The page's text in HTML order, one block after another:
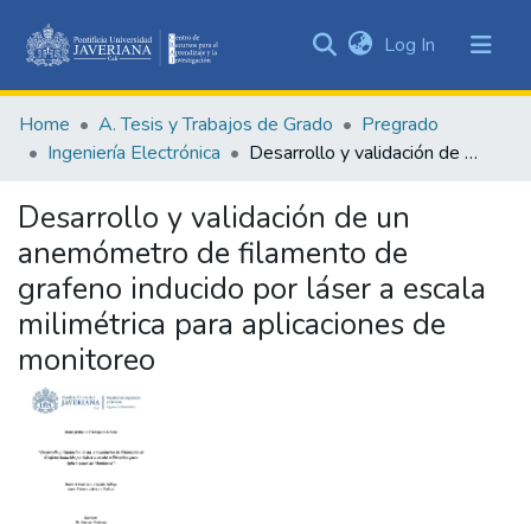
&
Collections
Statistics
Log In (current)
Home A. Tesis y Trabajos de Grado
Pregrado
Ingeniería Electrónica
Desarrollo y validación de un anemómetro de filamento de grafeno inducido por láser a escala milimétrica para aplicaciones de monitoreo
Desarrollo y validación de un
anemómetro de filamento de
grafeno inducido por láser a escala
milimétrica para aplicaciones de
monitoreo